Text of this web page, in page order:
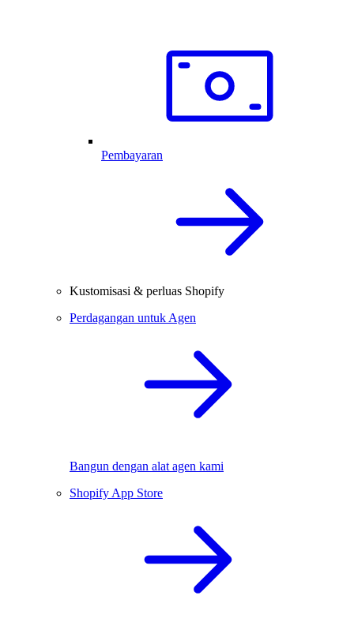
Pembayaran
Kustomisasi & perluas Shopify
Perdagangan untuk Agen
Bangun dengan alat agen kami
Shopify App Store